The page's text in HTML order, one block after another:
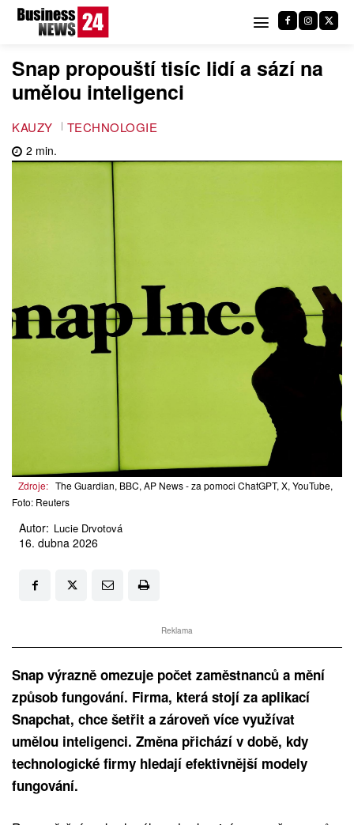
Snap propouští tisíc lidí a sází na
umělou inteligenci
KAUZY TECHNOLOGIE
2 min.
Zdroje: The Guardian, BBC, AP News - za pomoci ChatGPT, X, YouTube,
Foto: Reuters
Autor: Lucie Drvotová
16. dubna 2026
Reklama
Snap výrazně omezuje počet zaměstnanců a mění
způsob fungování. Firma, která stojí za aplikací
Snapchat, chce šetřit a zároveň více využívat
umělou inteligenci. Změna přichází v době, kdy
technologické firmy hledají efektivnější modely
fungování.